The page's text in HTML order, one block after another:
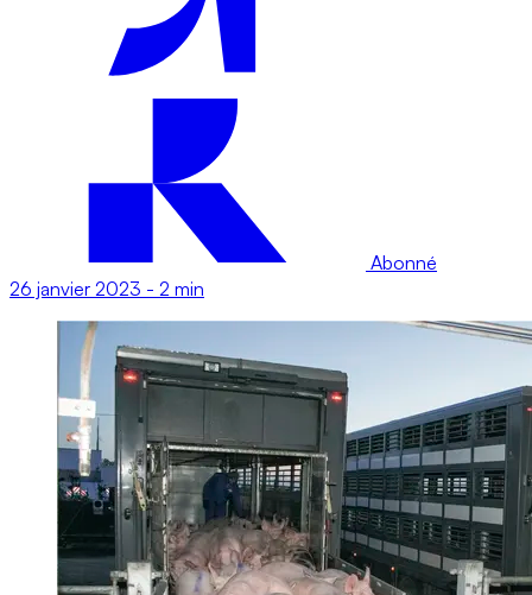
Abonné
26 janvier 2023 - 2 min